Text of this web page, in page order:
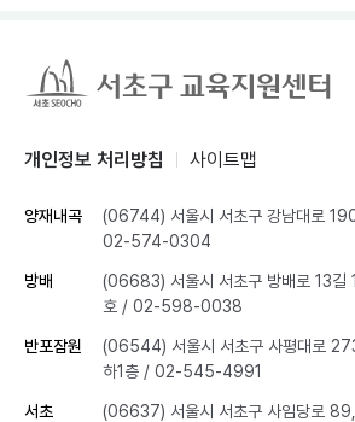
개인정보 처리방침 사이트맵
양재내곡 (06744) 서울시 서초구 강남대로
02-574-0304
방배
(06683) 서울시 서초구 방배로 13길
호 / 02-598-0038
반포잠원
(06544) 서울시 서초구 사평대로
하1층 / 02-545-4991
서초 (06637) 서울시 서초구 사임당로